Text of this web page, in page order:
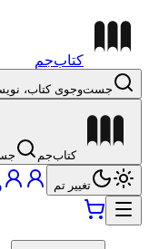
کتاب‌جم
جست‌وجوی کتاب،
کتاب‌جم
تغییر تم